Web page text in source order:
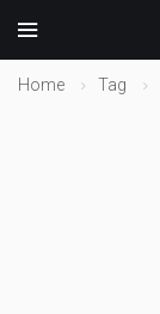
Home Tag